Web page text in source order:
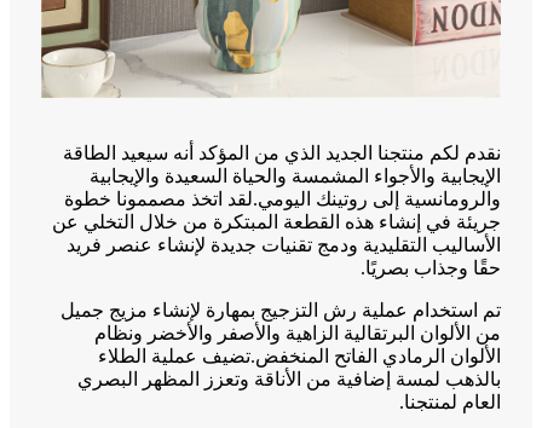
نقدم لكم منتجنا الجديد الذي من المؤكد أنه سيعيد الطاقة
الإيجابية والأجواء المشمسة والحياة السعيدة والإيجابية
والرومانسية إلى روتينك اليومي.لقد اتخذ مصممونا خطوة
جريئة في إنشاء هذه القطعة المبتكرة من خلال التخلي عن
الأساليب التقليدية ودمج تقنيات جديدة لإنشاء عنصر فريد
حقًا وجذاب بصريًا.
تم استخدام عملية رش التزجيج بمهارة لإنشاء مزيج جميل
من الألوان البرتقالية الزاهية والأصفر والأخضر ونظام
الألوان الرمادي الفاتح المنخفض.تضيف عملية الطلاء
بالذهب لمسة إضافية من الأناقة وتعزز المظهر البصري
العام لمنتجنا.